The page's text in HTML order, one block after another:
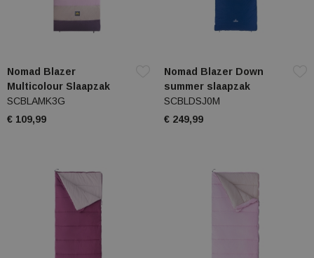
Nomad Blazer
Multicolour Slaapzak
SCBLAMK3G
€ 109,99
Nomad Blazer Down
summer slaapzak
SCBLDSJ0M
€ 249,99